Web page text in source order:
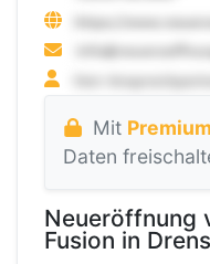
Mit Premium
Daten
Neueröffnung
Fusion in